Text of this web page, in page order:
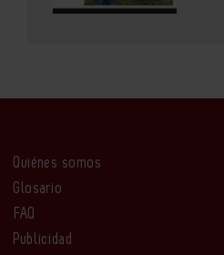
Quiénes somos
Glosario
FAQ
Publicidad